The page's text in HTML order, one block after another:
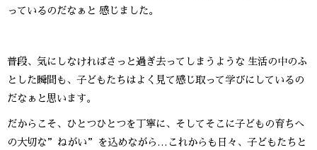
っているのだなぁと 感じました。
普段、気にしなければさっと過ぎ去ってしまうような 生活の中のふ
とした瞬間も、子どもたちはよく見て感じ取って学びにしているの
だなぁと思います。
だからこそ、ひとつひとつを丁寧に、そしてそこに子どもの育ちへ
の大切な”ねがい”を込めながら…これからも日々、子どもたちと